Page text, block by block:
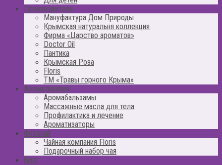
Производители
Мануфактура Дом Природы
Крымская натуральня коллекция
Фирма «Царство ароматов»
Doctor Oil
Пантика
Крымская Роза
Floris
ТМ «Травы горного Крыма»
Ароматерапия
Аромабальзамы
Массажные масла для тела
Профилактика и лечение
Ароматизаторы
Фиточай
Чайная компания Floris
Подарочный набор чая
Блог